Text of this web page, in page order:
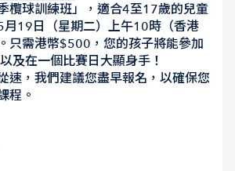
欖球訓練班」，適合4至17歲的兒童
月19日（星期二）上午10時（香港
只需港幣$500，您的孩子將能參加
及在一個比賽日大顯身手！
速，我們建議您盡早報名，以確保您
程。